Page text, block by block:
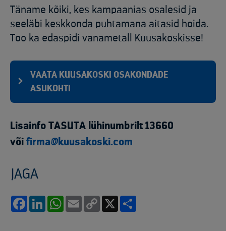
Täname kõiki, kes kampaanias osalesid ja
seeläbi keskkonda puhtamana aitasid hoida.
Too ka edaspidi vanametall Kuusakoskisse!
VAATA KUUSAKOSKI OSAKONDADE
ASUKOHTI
Lisainfo TASUTA lühinumbrilt 13660
või firma@kuusakoski.com
JAGA
FacebookLinkedInWhatsApp
Email
Copy